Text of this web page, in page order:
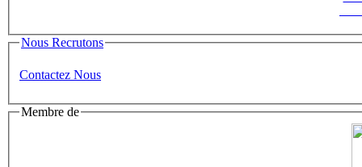
Nous Recrutons
Contactez Nous
Membre de